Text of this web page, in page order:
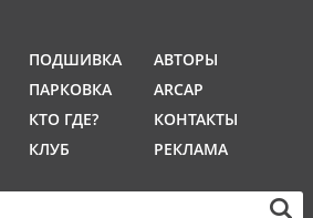
ПОДШИВКА
ПАРКОВКА
КТО ГДЕ?
КЛУБ
АВТОРЫ
ARCAP
КОНТАКТЫ
РЕКЛАМА